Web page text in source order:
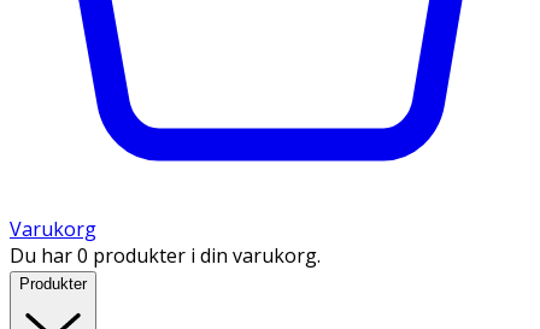
Varukorg
Du har 0 produkter i din varukorg.
Produkter